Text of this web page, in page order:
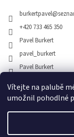
Vítejte na palubě
umožnil pohodlné
burkertpavel@
+420 733 465 350
Pavel Burkert
pavel_burkert
Pavel Burkert